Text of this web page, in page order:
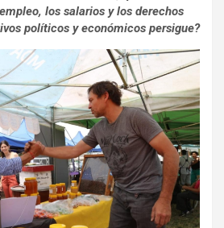
los salarios y los derechos
políticos y económicos persigue?